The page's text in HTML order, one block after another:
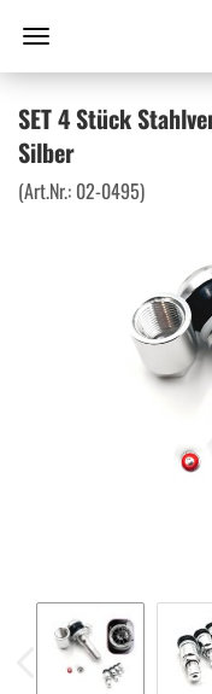
SET 4 Stück
Silber
(Art.Nr.: 02-0495)